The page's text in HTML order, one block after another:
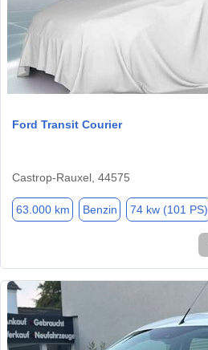
Ford Transit Courier
Castrop-Rauxel, 44575
63.000 km Benzin 74 kw (101 PS)